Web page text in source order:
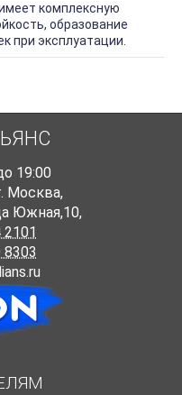
комплексную
образование
при эксплуатации.
19:00
Москва,
Южная,10,
2101
8303